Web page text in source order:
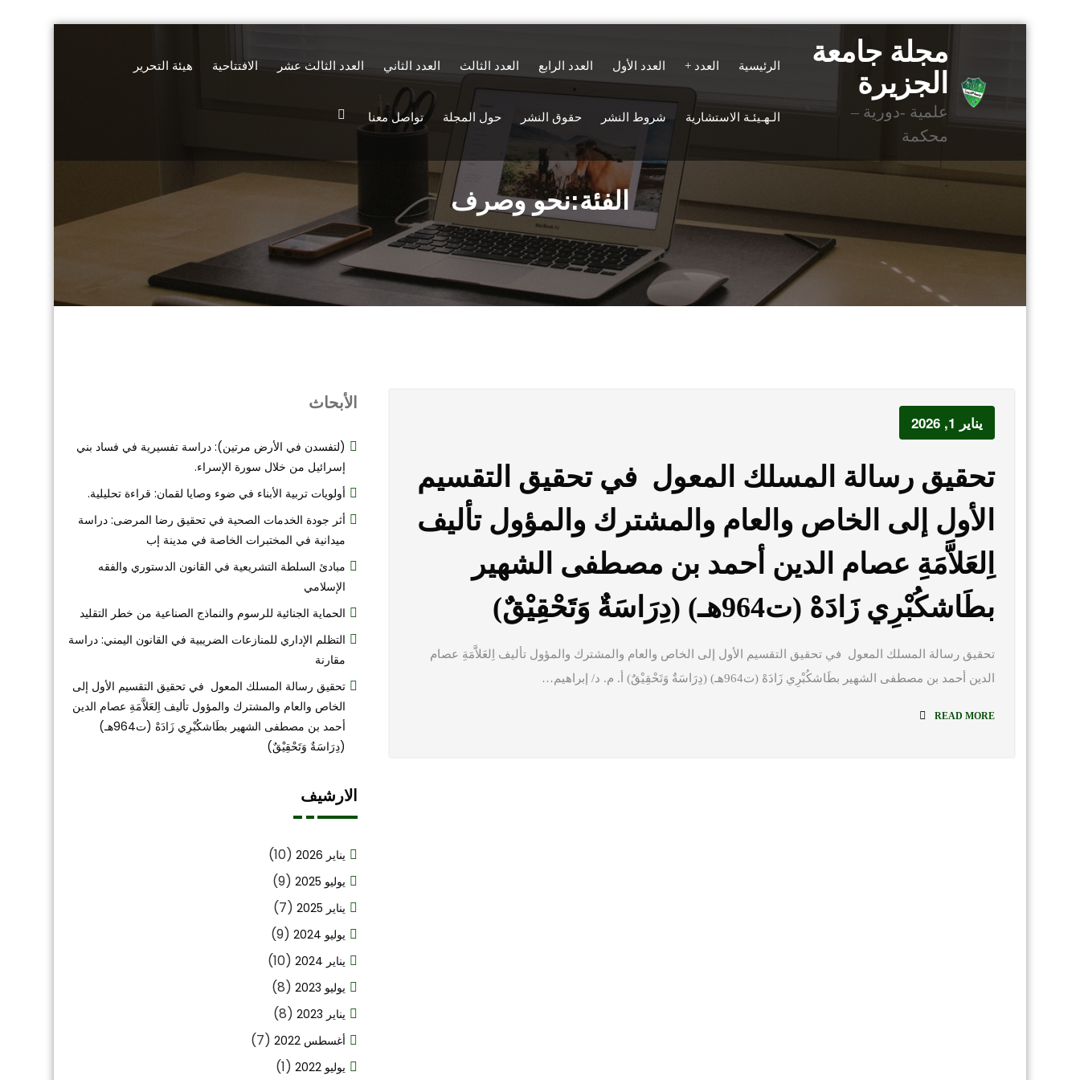
مجلة جامعة
الجزيرة
علمية -دورية –
محكمة
الرئيسية العدد العدد الأول العدد الرابع العدد الثالث العدد الثاني العدد الثالث عشر الافتتاحية هيئة التحرير
الـهـيئـة الاستشارية شروط النشر حقوق النشر حول المجلة تواصل معنا
الفئة:نحو وصرف
يناير 1, 2026
تحقيق رسالة المسلك المعول في تحقيق التقسيم
الأول إلى الخاص والعام والمشترك والمؤول تأليف
اِلعَلاَّمَةِ عصام الدين أحمد بن مصطفى الشهير
بطَاشكُبْرِي زَادَهْ (ت964هـ) (دِرَاسَةٌ وَتَحْقِيْقٌ)
تحقيق رسالة المسلك المعول في تحقيق التقسيم الأول إلى الخاص والعام والمشترك والمؤول تأليف اِلعَلاَّمَةِ عصام
الدين أحمد بن مصطفى الشهير بطَاشكُبْرِي زَادَهْ (ت964هـ) (دِرَاسَةٌ وَتَحْقِيْقٌ) أ. م. د/ إبراهيم…
READ MORE
الأبحاث
(لتفسدن في الأرض مرتين): دراسة تفسيرية في فساد بني
إسرائيل من خلال سورة الإسراء.
أولويات تربية الأبناء في ضوء وصايا لقمان: قراءة تحليلية.
أثر جودة الخدمات الصحية في تحقيق رضا المرضى: دراسة
ميدانية في المختبرات الخاصة في مدينة إب
مبادئ السلطة التشريعية في القانون الدستوري والفقه
الإسلامي
الحماية الجنائية للرسوم والنماذج الصناعية من خطر التقليد
التظلم الإداري للمنازعات الضريبية في القانون اليمني: دراسة
مقارنة
تحقيق رسالة المسلك المعول في تحقيق التقسيم الأول إلى
الخاص والعام والمشترك والمؤول تأليف اِلعَلاَّمَةِ عصام الدين
أحمد بن مصطفى الشهير بطَاشكُبْرِي زَادَهْ (ت964هـ)
(دِرَاسَةٌ وَتَحْقِيْقٌ)
الارشيف
يناير 2026 (10)
يوليو 2025 (9)
يناير 2025 (7)
يوليو 2024 (9)
يناير 2024 (10)
يوليو 2023 (8)
يناير 2023 (8)
أغسطس 2022 (7)
يوليو 2022 (1)